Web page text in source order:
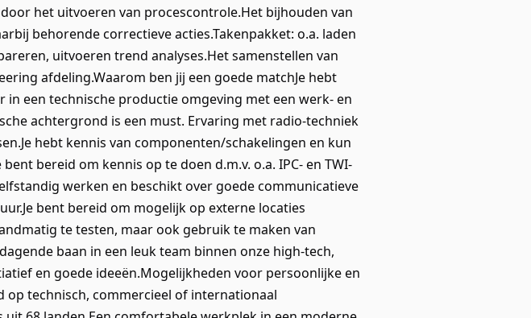
het uitvoeren van procescontrole.Het bijhouden van
behorende correctieve acties.Takenpakket: o.a. laden
uitvoeren trend analyses.Het samenstellen van
afdeling.Waarom ben jij een goede matchJe hebt
een technische productie omgeving met een werk- en
achtergrond is een must. Ervaring met radio-techniek
hebt kennis van componenten/schakelingen en kun
bereid om kennis op te doen d.m.v. o.a. IPC- en TWI-
werken en beschikt over goede communicatieve
bent bereid om mogelijk op externe locaties
te testen, maar ook gebruik te maken van
baan in een leuk team binnen onze high-tech,
en goede ideeën.Mogelijkheden voor persoonlijke en
technisch, commercieel of internationaal